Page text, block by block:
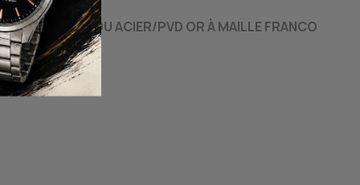
8.5
EN ACIER OU ACIER/PVD OR À MAILLE FRANCO
$